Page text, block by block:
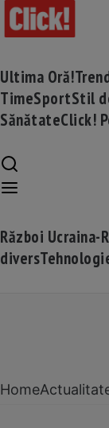
Ultima Oră!
TimeSportStil
SănătateClick!
Război Ucraina-
divers
Home